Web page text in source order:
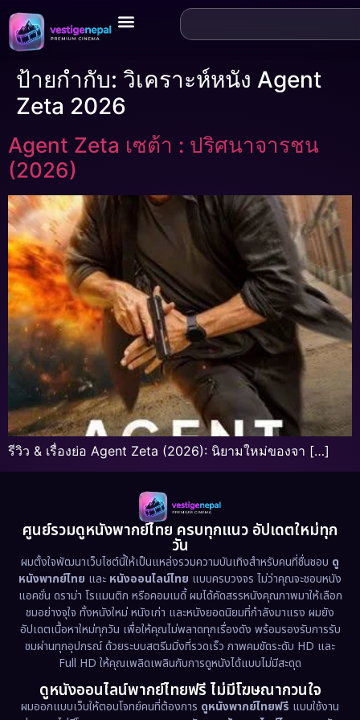
ป้ายกำกับ: วิเคราะห์หนัง Agent
Zeta 2026
Agent Zeta เซต้า : ปริศนาจารชน
(2026)
รีวิว & เรื่องย่อ Agent Zeta (2026): นิยามใหม่ของจา […]
ศูนย์รวมดูหนังพากย์ไทย ครบทุกแนว อัปเดตใหม่ทุก
วัน
ผมตั้งใจพัฒนาเว็บไซต์นี้ให้เป็นแหล่งรวมความบันเทิงสำหรับคนที่ชื่นชอบ ดู
หนังพากย์ไทย และ หนังออนไลน์ไทย แบบครบวงจร ไม่ว่าคุณจะชอบหนัง
แอคชั่น ดราม่า โรแมนติก หรือคอมเมดี้ ผมได้คัดสรรหนังคุณภาพมาให้เลือก
ชมอย่างจุใจ ทั้งหนังใหม่ หนังเก่า และหนังยอดนิยมที่กำลังมาแรง ผมยัง
อัปเดตเนื้อหาใหม่ทุกวัน เพื่อให้คุณไม่พลาดทุกเรื่องดัง พร้อมรองรับการรับ
ชมผ่านทุกอุปกรณ์ ด้วยระบบสตรีมมิ่งที่รวดเร็ว ภาพคมชัดระดับ HD และ
Full HD ให้คุณเพลิดเพลินกับการดูหนังได้แบบไม่มีสะดุด
ดูหนังออนไลน์พากย์ไทยฟรี ไม่มีโฆษณากวนใจ
ผมออกแบบเว็บให้ตอบโจทย์คนที่ต้องการ ดูหนังพากย์ไทยฟรี แบบใช้งาน